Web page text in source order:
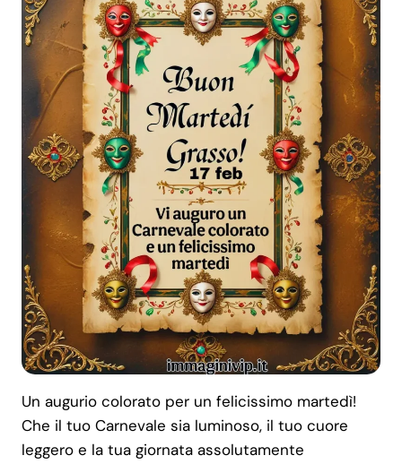
Un augurio colorato per un felicissimo martedì!
Che il tuo Carnevale sia luminoso, il tuo cuore
leggero e la tua giornata assolutamente